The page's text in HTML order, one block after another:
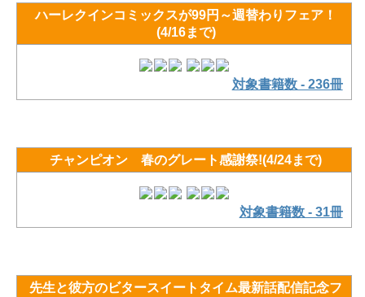
ハーレクインコミックスが99円～週替わりフェア！
(4/16まで)
対象書籍数 - 236冊
チャンピオン 春のグレート感謝祭!(4/24まで)
対象書籍数 - 31冊
先生と彼方のビタースイートタイム最新話配信記念フ